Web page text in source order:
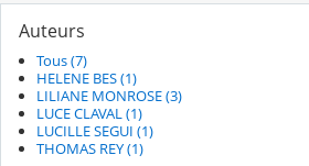
Auteurs
Tous (7)
HELENE BES (1)
LILIANE MONROSE (3)
LUCE CLAVAL (1)
LUCILLE SEGUI (1)
THOMAS REY (1)